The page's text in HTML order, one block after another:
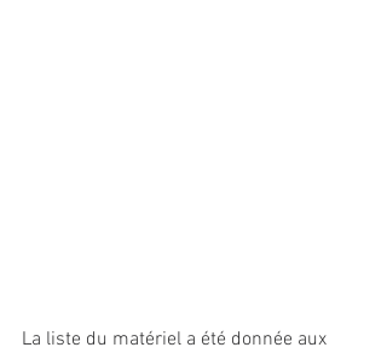
La liste du matériel a été donnée aux